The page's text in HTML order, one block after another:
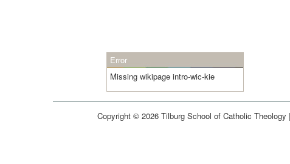
Error
Missing wikipage intro-wic-kie
Copyright © 2026 Tilburg School of Catholic Theology |